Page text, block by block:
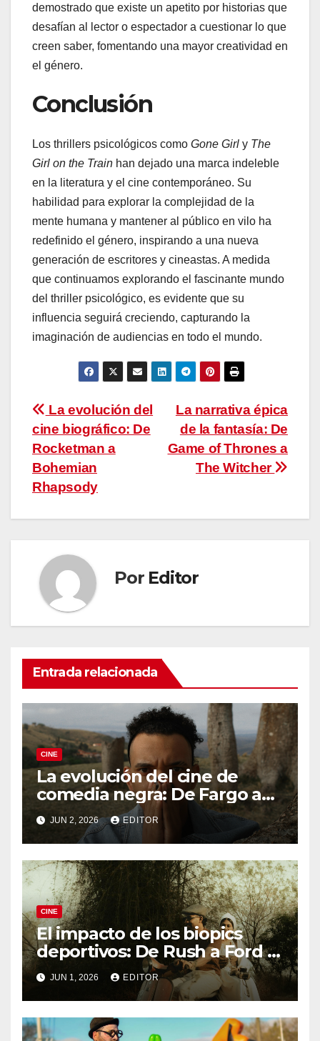
demostrado que existe un apetito por historias que
desafían al lector o espectador a cuestionar lo que
creen saber, fomentando una mayor creatividad en
el género.
Conclusión
Los thrillers psicológicos como Gone Girl y The
Girl on the Train han dejado una marca indeleble
en la literatura y el cine contemporáneo. Su
habilidad para explorar la complejidad de la
mente humana y mantener al público en vilo ha
redefinido el género, inspirando a una nueva
generación de escritores y cineastas. A medida
que continuamos explorando el fascinante mundo
del thriller psicológico, es evidente que su
influencia seguirá creciendo, capturando la
imaginación de audiencias en todo el mundo.
Navegación
de
entradas
La narrativa épica
de la fantasía: De
Game of Thrones a
The Witcher
La evolución del
cine biográfico: De
Rocketman a
Bohemian
Rhapsody
Por Editor
Entrada relacionada
CINE
La evolución del cine de
comedia negra: De Fargo a
Knives Out
JUN 2, 2026 EDITOR
CINE
El impacto de los biopics
deportivos: De Rush a Ford v
Ferrari
JUN 1, 2026 EDITOR